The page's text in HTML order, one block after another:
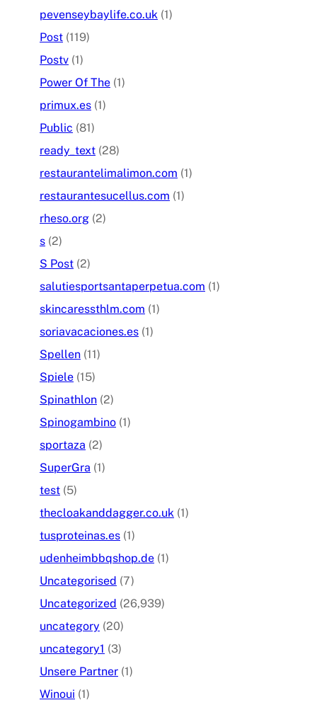
pevenseybaylife.co.uk (1)
Post (119)
Postv (1)
Power Of The (1)
primux.es (1)
Public (81)
ready_text (28)
restaurantelimalimon.com (1)
restaurantesucellus.com (1)
rheso.org (2)
s (2)
S Post (2)
salutiesportsantaperpetua.com (1)
skincaressthlm.com (1)
soriavacaciones.es (1)
Spellen (11)
Spiele (15)
Spinathlon (2)
Spinogambino (1)
sportaza (2)
SuperGra (1)
test (5)
thecloakanddagger.co.uk (1)
tusproteinas.es (1)
udenheimbbqshop.de (1)
Uncategorised (7)
Uncategorized (26,939)
uncategory (20)
uncategory1 (3)
Unsere Partner (1)
Winoui (1)